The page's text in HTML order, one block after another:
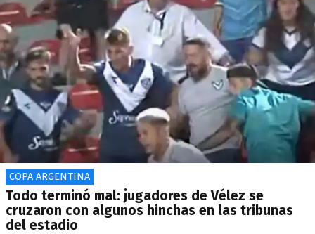
COPA ARGENTINA
Todo terminó mal: jugadores de Vélez se
cruzaron con algunos hinchas en las tribunas
del estadio